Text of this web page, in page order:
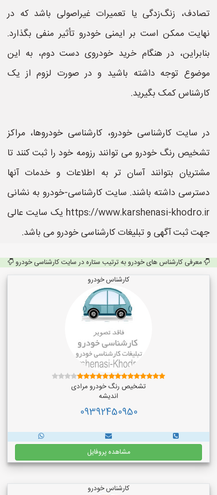
تصادف، زنگ‌زدگی یا تعمیرات غیراصولی باشد که در
نهایت ممکن است بر ایمنی خودرو تأثیر منفی بگذارد.
بنابراین، در هنگام خرید خودروی دست دوم، به این
موضوع توجه داشته باشید و در صورت لزوم از یک
کارشناس کمک بگیرید.
در سایت کارشناسی خودرو، کارشناسی خودروها، مراکز
تشخیص رنگ خودرو می توانند رزومه خود را ثبت کنند تا
مشتریان بتوانند آسان تر به اطلاعات و خدمات آنها
دسترسی داشته باشند. سایت کارشناسی-خودرو به نشانی
https://www.karshenasi-khodro.ir یک سایت عالی
جهت ثبت آگهی و تبلیغات کارشناسی خودرو می باشد.
معرفی کارشناس های خودرو به ترتیب ستاره در سایت کارشناسی خودرو
کارشناس خودرو
تشخیص رنگ خودرو مرادی
اندیشه
09392450950
مشاهده پروفایل
کارشناس خودرو